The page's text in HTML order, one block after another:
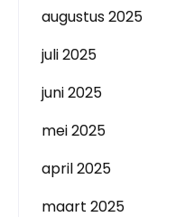
augustus 2025
juli 2025
juni 2025
mei 2025
april 2025
maart 2025